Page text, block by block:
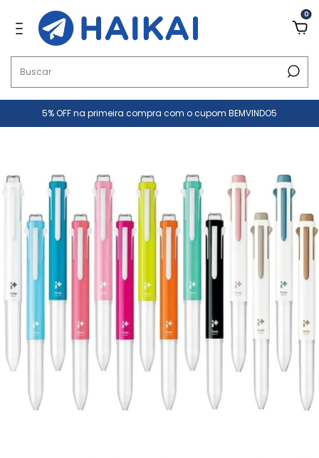
0
5% OFF na primeira compra com o cupom BEMVINDO5